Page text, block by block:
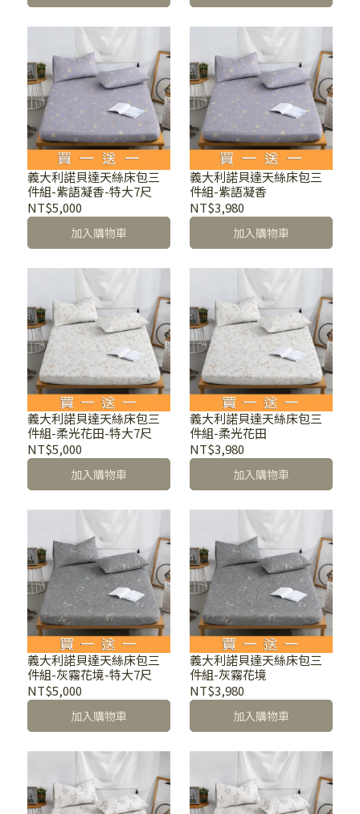
義大利諾貝達天絲床包三
件組-紫語凝香-特大7尺
NT$5,000
加入購物車
義大利諾貝達天絲床包三
件組-紫語凝香
NT$3,980
加入購物車
義大利諾貝達天絲床包三
件組-柔光花田-特大7尺
NT$5,000
加入購物車
義大利諾貝達天絲床包三
件組-柔光花田
NT$3,980
加入購物車
義大利諾貝達天絲床包三
件組-灰霧花境-特大7尺
NT$5,000
加入購物車
義大利諾貝達天絲床包三
件組-灰霧花境
NT$3,980
加入購物車